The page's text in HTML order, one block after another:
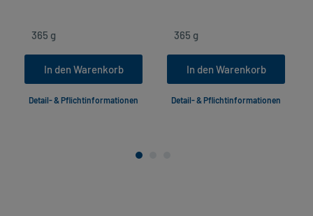
In den Warenkorb
Detail- & Pflichtinformationen
In den Warenkorb
Detail- & Pflichtinformationen